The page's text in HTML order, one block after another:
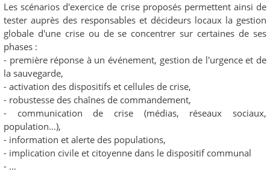
Les scénarios d'exercice de crise proposés permettent ainsi de
tester auprès des responsables et décideurs locaux la gestion
globale d'une crise ou de se concentrer sur certaines de ses
phases :
- première réponse à un événement, gestion de l'urgence et de
la sauvegarde,
- activation des dispositifs et cellules de crise,
- robustesse des chaînes de commandement,
- communication de crise (médias, réseaux sociaux,
population…),
- information et alerte des populations,
- implication civile et citoyenne dans le dispositif communal
- …